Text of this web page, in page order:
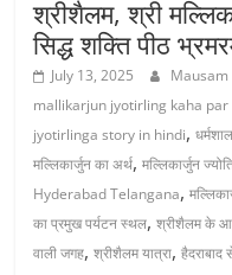
श्रीशैलम, श्री
सिद्ध शक्ति पीठ
July 13, 2025
mallikarjun jyotirling kaha par
jyotirlinga story in hindi,
मल्लिकार्जुन का अर्थ,मल्लिकार्जुन
Hyderabad Telangana,
का प्रमुख पर्यटन स्थल,श्रीशैलम के
वाली जगह,श्रीशैलम यात्रा,